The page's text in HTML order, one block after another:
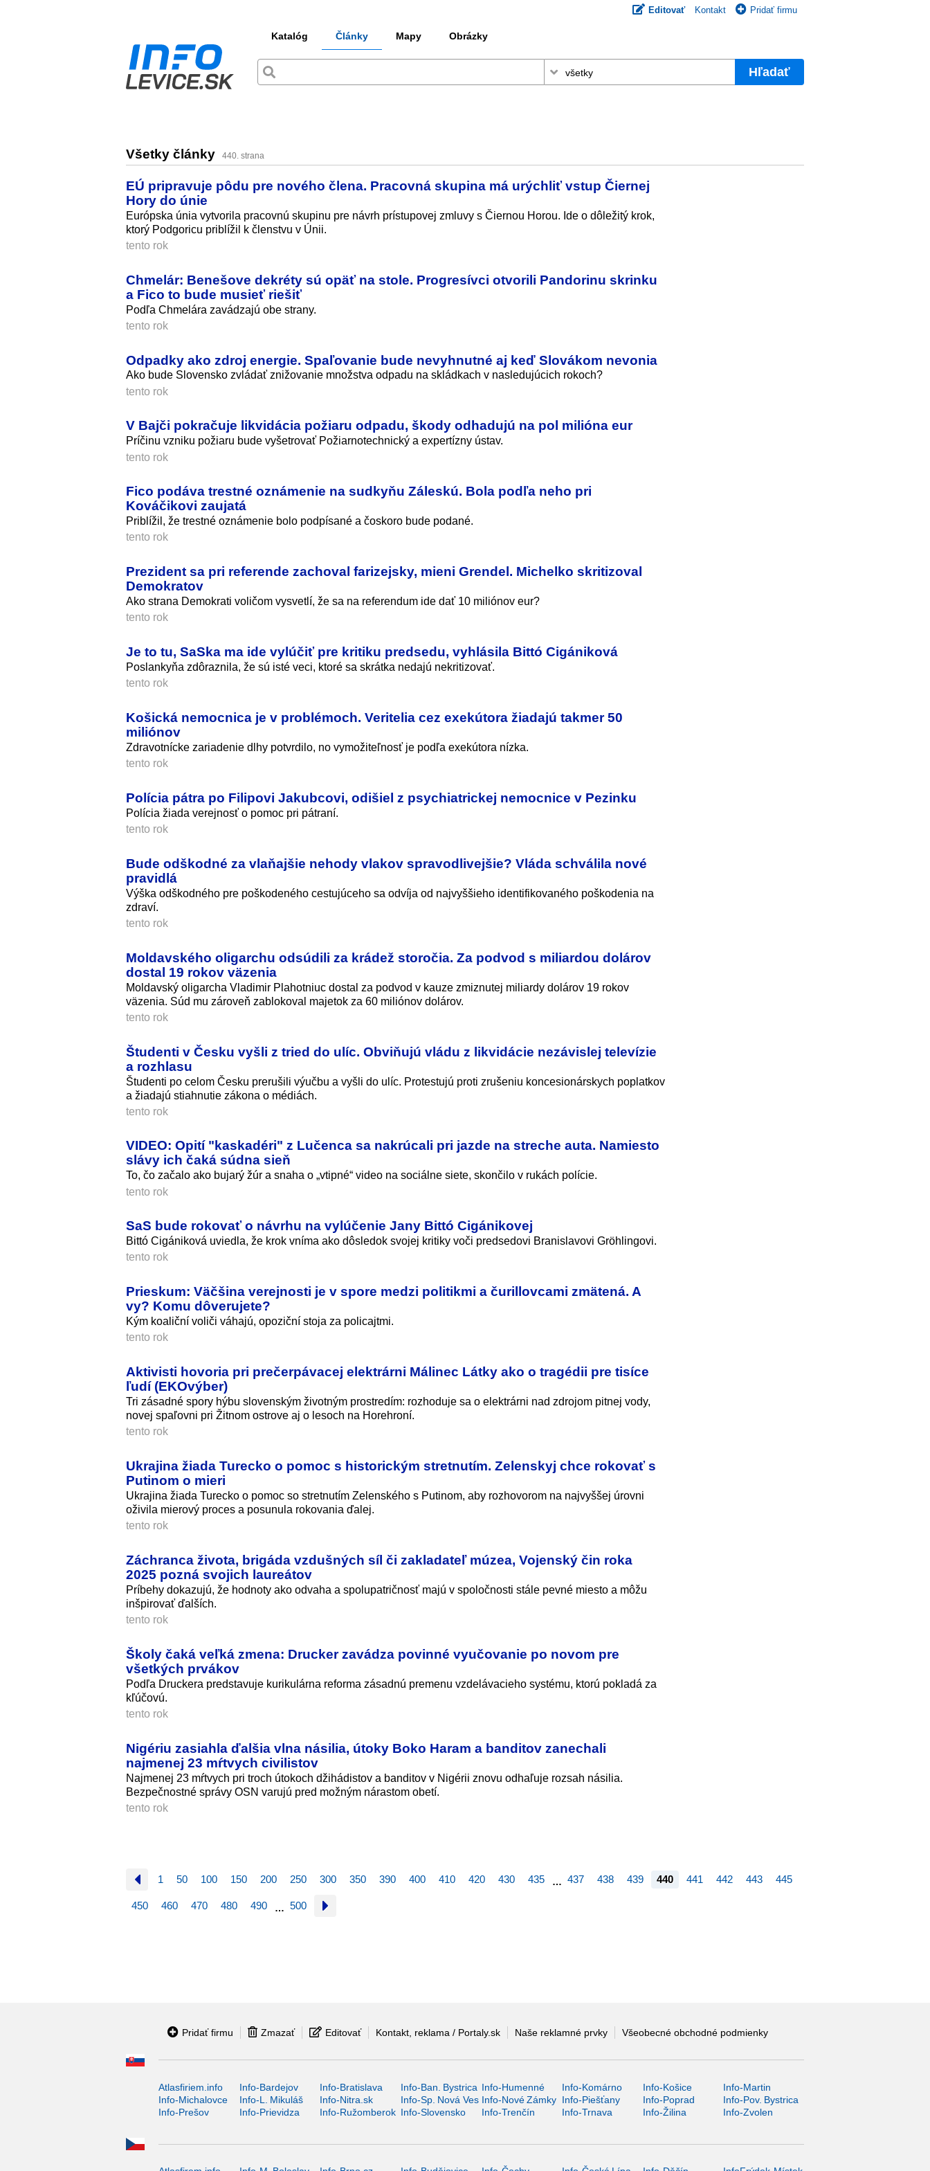
Editovať Kontakt Pridať firmu
Katalóg Články Mapy Obrázky
Hľadať
Všetky články 440. strana
EÚ pripravuje pôdu pre nového člena. Pracovná skupina má urýchliť vstup Čiernej
Hory do únie
Európska únia vytvorila pracovnú skupinu pre návrh prístupovej zmluvy s Čiernou Horou. Ide o dôležitý krok,
ktorý Podgoricu priblížil k členstvu v Únii.
tento rok
Chmelár: Benešove dekréty sú opäť na stole. Progresívci otvorili Pandorinu skrinku
a Fico to bude musieť riešiť
Podľa Chmelára zavádzajú obe strany.
tento rok
Odpadky ako zdroj energie. Spaľovanie bude nevyhnutné aj keď Slovákom nevonia
Ako bude Slovensko zvládať znižovanie množstva odpadu na skládkach v nasledujúcich rokoch?
tento rok
V Bajči pokračuje likvidácia požiaru odpadu, škody odhadujú na pol milióna eur
Príčinu vzniku požiaru bude vyšetrovať Požiarnotechnický a expertízny ústav.
tento rok
Fico podáva trestné oznámenie na sudkyňu Záleskú. Bola podľa neho pri
Kováčikovi zaujatá
Priblížil, že trestné oznámenie bolo podpísané a čoskoro bude podané.
tento rok
Prezident sa pri referende zachoval farizejsky, mieni Grendel. Michelko skritizoval
Demokratov
Ako strana Demokrati voličom vysvetlí, že sa na referendum ide dať 10 miliónov eur?
tento rok
Je to tu, SaSka ma ide vylúčiť pre kritiku predsedu, vyhlásila Bittó Cigániková
Poslankyňa zdôraznila, že sú isté veci, ktoré sa skrátka nedajú nekritizovať.
tento rok
Košická nemocnica je v problémoch. Veritelia cez exekútora žiadajú takmer 50
miliónov
Zdravotnícke zariadenie dlhy potvrdilo, no vymožiteľnosť je podľa exekútora nízka.
tento rok
Polícia pátra po Filipovi Jakubcovi, odišiel z psychiatrickej nemocnice v Pezinku
Polícia žiada verejnosť o pomoc pri pátraní.
tento rok
Bude odškodné za vlaňajšie nehody vlakov spravodlivejšie? Vláda schválila nové
pravidlá
Výška odškodného pre poškodeného cestujúceho sa odvíja od najvyššieho identifikovaného poškodenia na
zdraví.
tento rok
Moldavského oligarchu odsúdili za krádež storočia. Za podvod s miliardou dolárov
dostal 19 rokov väzenia
Moldavský oligarcha Vladimir Plahotniuc dostal za podvod v kauze zmiznutej miliardy dolárov 19 rokov
väzenia. Súd mu zároveň zablokoval majetok za 60 miliónov dolárov.
tento rok
Študenti v Česku vyšli z tried do ulíc. Obviňujú vládu z likvidácie nezávislej televízie
a rozhlasu
Študenti po celom Česku prerušili výučbu a vyšli do ulíc. Protestujú proti zrušeniu koncesionárskych poplatkov
a žiadajú stiahnutie zákona o médiách.
tento rok
VIDEO: Opití "kaskadéri" z Lučenca sa nakrúcali pri jazde na streche auta. Namiesto
slávy ich čaká súdna sieň
To, čo začalo ako bujarý žúr a snaha o „vtipné“ video na sociálne siete, skončilo v rukách polície.
tento rok
SaS bude rokovať o návrhu na vylúčenie Jany Bittó Cigánikovej
Bittó Cigániková uviedla, že krok vníma ako dôsledok svojej kritiky voči predsedovi Branislavovi Gröhlingovi.
tento rok
Prieskum: Väčšina verejnosti je v spore medzi politikmi a čurillovcami zmätená. A
vy? Komu dôverujete?
Kým koaliční voliči váhajú, opoziční stoja za policajtmi.
tento rok
Aktivisti hovoria pri prečerpávacej elektrárni Málinec Látky ako o tragédii pre tisíce
ľudí (EKOvýber)
Tri zásadné spory hýbu slovenským životným prostredím: rozhoduje sa o elektrárni nad zdrojom pitnej vody,
novej spaľovni pri Žitnom ostrove aj o lesoch na Horehroní.
tento rok
Ukrajina žiada Turecko o pomoc s historickým stretnutím. Zelenskyj chce rokovať s
Putinom o mieri
Ukrajina žiada Turecko o pomoc so stretnutím Zelenského s Putinom, aby rozhovorom na najvyššej úrovni
oživila mierový proces a posunula rokovania ďalej.
tento rok
Záchranca života, brigáda vzdušných síl či zakladateľ múzea, Vojenský čin roka
2025 pozná svojich laureátov
Príbehy dokazujú, že hodnoty ako odvaha a spolupatričnosť majú v spoločnosti stále pevné miesto a môžu
inšpirovať ďalších.
tento rok
Školy čaká veľká zmena: Drucker zavádza povinné vyučovanie po novom pre
všetkých prvákov
Podľa Druckera predstavuje kurikulárna reforma zásadnú premenu vzdelávacieho systému, ktorú pokladá za
kľúčovú.
tento rok
Nigériu zasiahla ďalšia vlna násilia, útoky Boko Haram a banditov zanechali
najmenej 23 mŕtvych civilistov
Najmenej 23 mŕtvych pri troch útokoch džihádistov a banditov v Nigérii znovu odhaľuje rozsah násilia.
Bezpečnostné správy OSN varujú pred možným nárastom obetí.
tento rok
1 50 100 150 200 250 300 350 390 400 410 420 430 435 … 437 438 439 440 441 442 443 445
450 460 470 480 490 … 500
Pridať firmu Zmazať Editovať Kontakt, reklama / Portaly.sk Naše reklamné prvky Všeobecné obchodné podmienky
Atlasfiriem.info Info-Bardejov Info-Bratislava Info-Ban. Bystrica Info-Humenné Info-Komárno Info-Košice
Info-Martin
Info-Michalovce
Info-L. Mikuláš Info-Nitra.sk Info-Sp. Nová Ves Info-Nové Zámky Info-Piešťany Info-Poprad
Info-Pov. Bystrica
Info-Prešov
Info-Prievidza Info-Ružomberok Info-Slovensko Info-Trenčín Info-Trnava Info-Žilina Info-Zvolen